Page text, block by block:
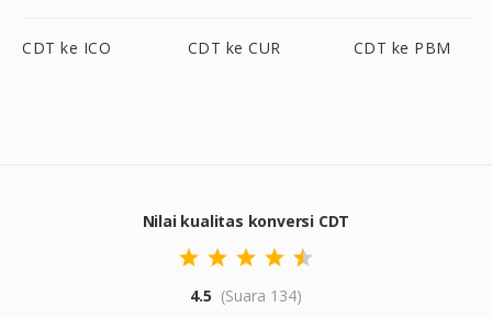
CDT ke ICO CDT ke CUR CDT ke PBM
Nilai kualitas konversi CDT
4.5 (Suara 134)